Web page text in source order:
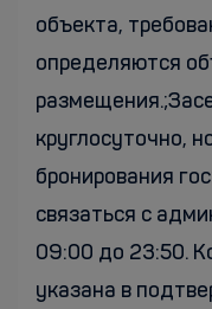
объекта,
определяются
круглосуточно,
бронирования
связаться с
09:00 до 23:50.
указана в